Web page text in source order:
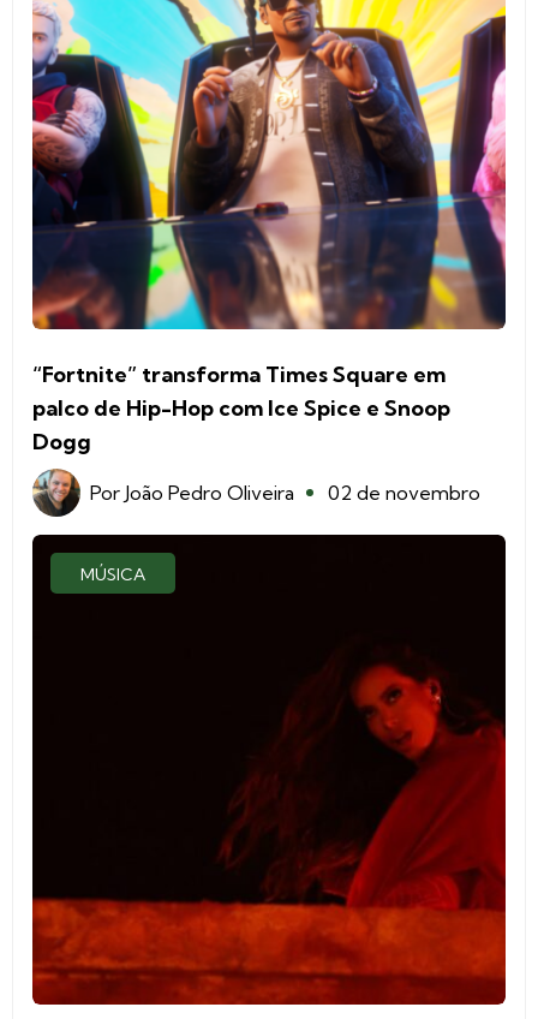
“Fortnite” transforma Times Square em
palco de Hip-Hop com Ice Spice e Snoop
Dogg
Por João Pedro Oliveira 02 de novembro
MÚSICA